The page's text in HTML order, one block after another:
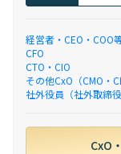
経営者・CEO・COO
CFO
CTO・CIO
その他CxO（CMO・
社外役員（社外取締
CxO